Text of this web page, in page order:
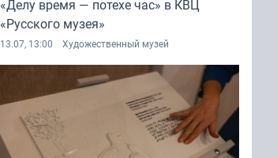
«Делу время — потехе час» в КВЦ
«Русского музея»
13.07, 13:00 Художественный музей